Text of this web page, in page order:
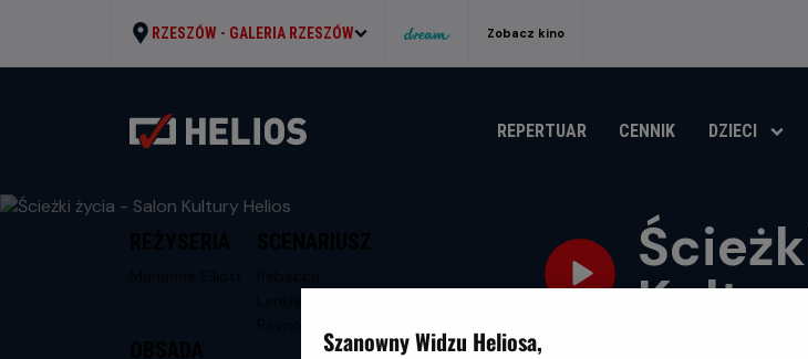
RZESZÓW - GALERIA RZESZÓW Zobacz kino
REPERTUAR CENNIK DZIECI
Szanowny Widzu Heliosa,